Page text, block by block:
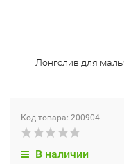
Лонгслив для
Код товара: 200904
В наличии